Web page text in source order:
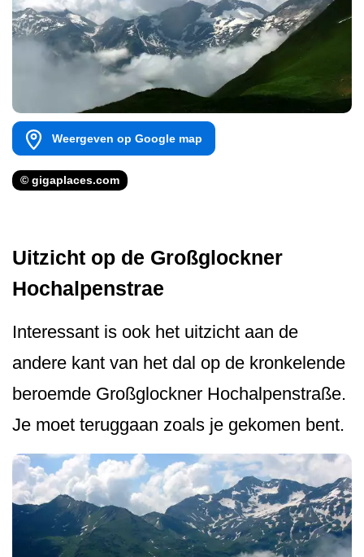
Weergeven op Google map
© gigaplaces.com
Uitzicht op de Großglockner
Hochalpenstrae
Interessant is ook het uitzicht aan de
andere kant van het dal op de kronkelende
beroemde Großglockner Hochalpenstraße.
Je moet teruggaan zoals je gekomen bent.